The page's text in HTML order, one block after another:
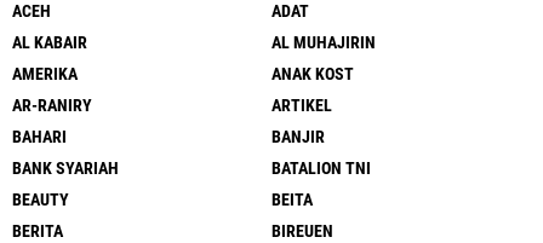
ACEH
ADAT
AL KABAIR
AL MUHAJIRIN
AMERIKA
ANAK KOST
AR-RANIRY
ARTIKEL
BAHARI
BANJIR
BANK SYARIAH
BATALION TNI
BEAUTY
BEITA
BERITA
BIREUEN